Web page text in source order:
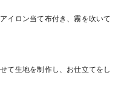
イロン当て布付き、霧を吹いて
て生地を制作し、お仕立てをし